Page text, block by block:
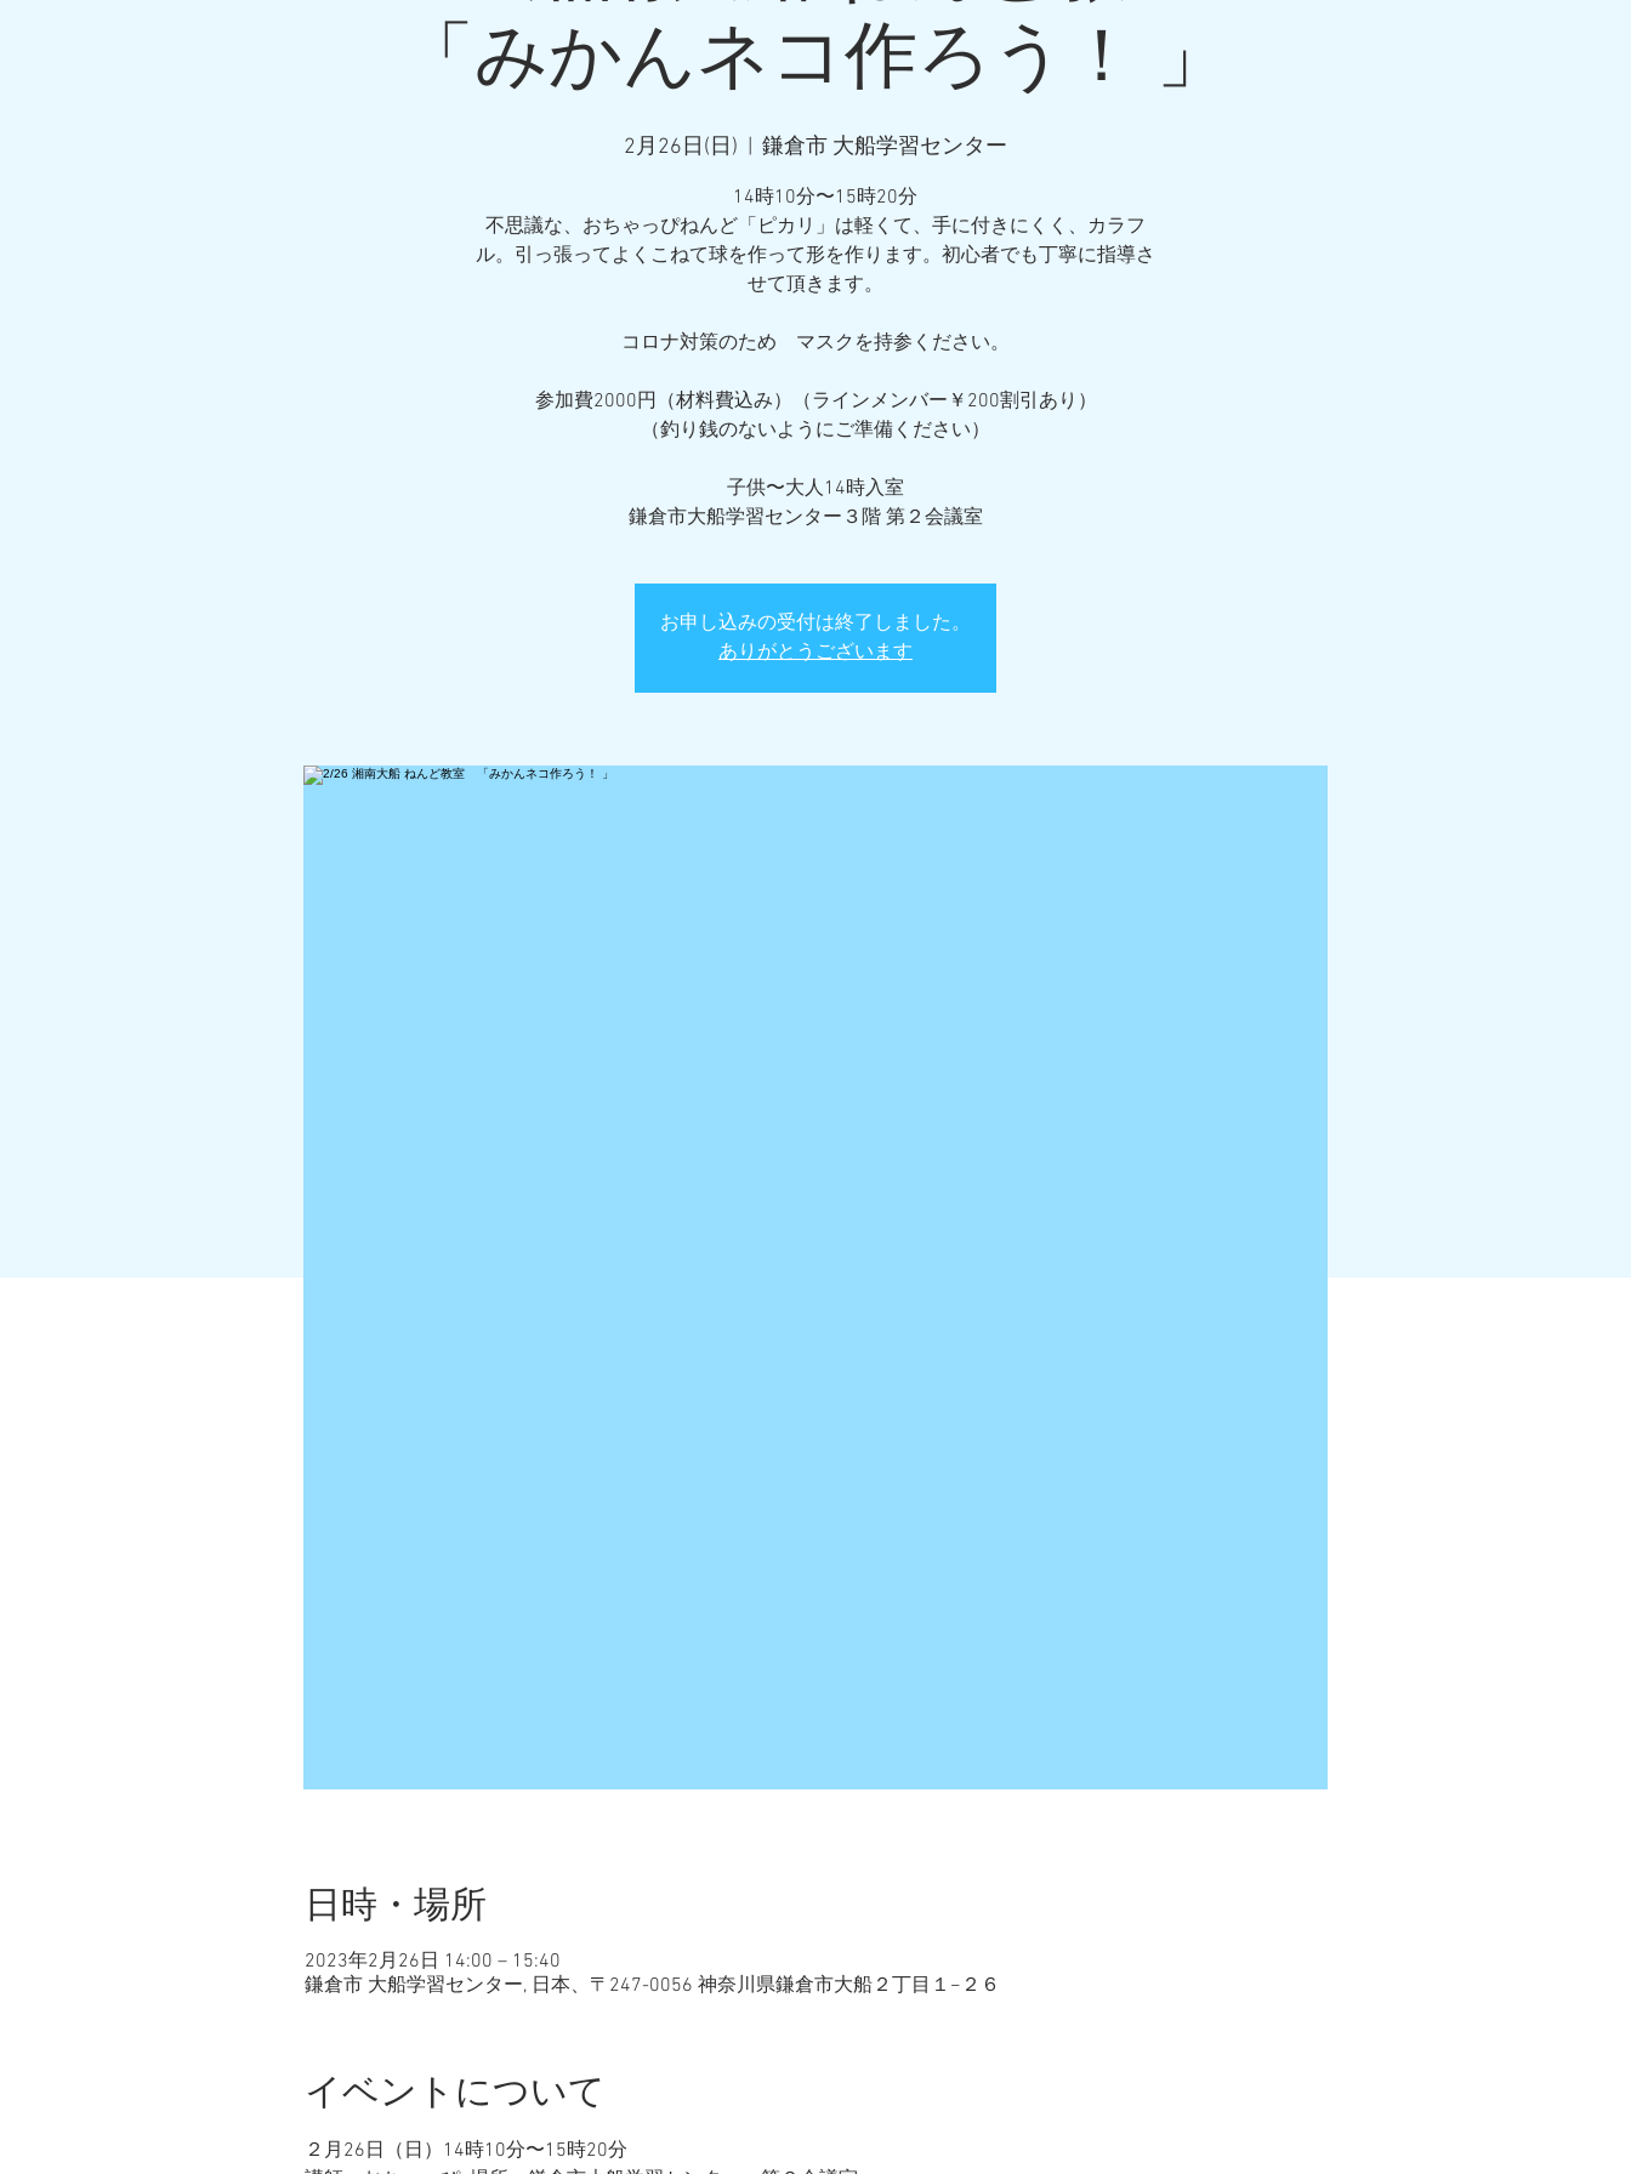
「みかんネコ作ろう！ 」
2月26日(日) 鎌倉市 大船学習センター
14時10分〜15時20分
不思議な、おちゃっぴねんど「ピカリ」は軽くて、手に付きにくく、カラフ
ル。引っ張ってよくこねて球を作って形を作ります。初心者でも丁寧に指導さ
せて頂きます。
コロナ対策のため マスクを持参ください。
参加費2000円（材料費込み）（ラインメンバー￥200割引あり）
（釣り銭のないようにご準備ください）
子供〜大人14時入室
鎌倉市大船学習センター３階 第２会議室
お申し込みの受付は終了しました。
ありがとうございます
日時・場所
2023年2月26日 14:00 – 15:40
鎌倉市 大船学習センター, 日本、〒247-0056 神奈川県鎌倉市大船２丁目１−２６
イベントについて
２月26日（日）14時10分〜15時20分